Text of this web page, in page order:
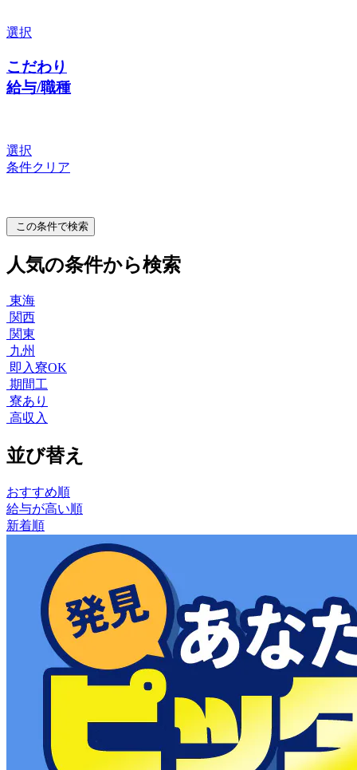
選択
こだわり
給与/職種
選択
条件クリア
この条件で検索
人気の条件から検索
東海
関西
関東
九州
即入寮OK
期間工
寮あり
高収入
並び替え
おすすめ順
給与が高い順
新着順